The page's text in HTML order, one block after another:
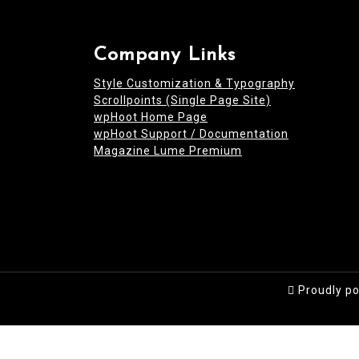
Company Links
Style Customization & Typography
Scrollpoints (Single Page Site)
wpHoot Home Page
wpHoot Support / Documentation
Magazine Lume Premium
Proudly